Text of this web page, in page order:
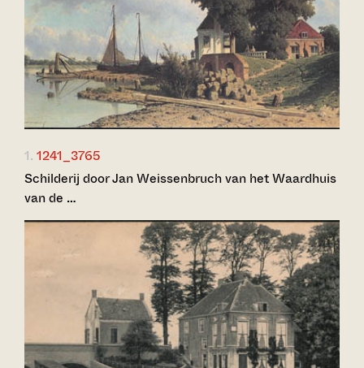
1. 1241_3765
Schilderij door Jan Weissenbruch van het Waardhuis
van de …